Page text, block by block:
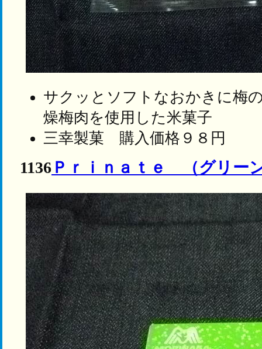
サクッとソフトなおかきに梅
燥梅肉を使用した米菓子
三幸製菓 購入価格９８円
1136 Ｐｒｉｎａｔｅ （グリー